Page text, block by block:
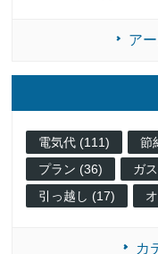
ア
電気代 (111) 節
プラン (36)
ガ
引っ越し (17)
カ